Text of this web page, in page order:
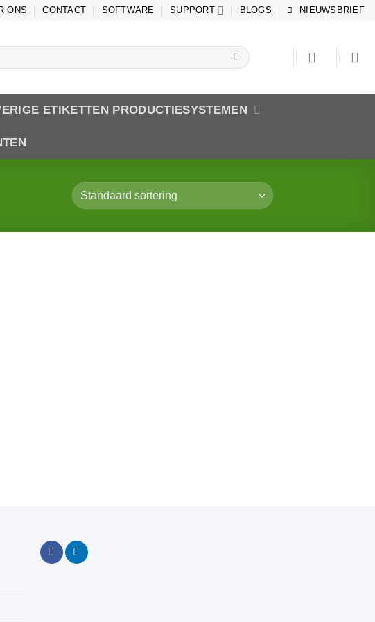
ONS CONTACT SOFTWARE SUPPORT BLOGS NIEUWSBRIEF
ETIKETTEN PRODUCTIESYSTEMEN